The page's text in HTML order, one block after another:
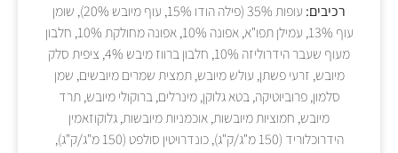
רכיבים:
עופות 35% (פילה הודו 15%, עוף מיובש 20%), שומן
עוף 13%, עמילן תפו"א, אפונה 10%, אפונה מחולקת 10%, חלבון
מעוף שעבר הידרוליזה 10%, חלבון ברווז מיבש 4%, ציפית סלק
מיובש, זרעי פשתן, עולש מיובש, תמצית שמרים מיובשים, שמן
סלמון, פרוביוטיקה, בטא גלוקן, מינרלים, ברוקולי מיובש, תרד
מיובש, חמוציות מיובשות, אוכמניות מיובשות, גלוקוזאמין
הידרוכלוריד (150 מ"ג/ק"ג), כונדרויטין סולפט (150 מ"ג/ק"ג),